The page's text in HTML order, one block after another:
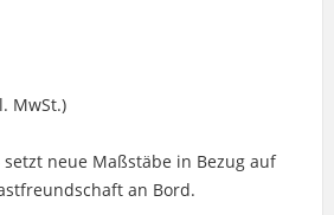
MwSt.)
neue Maßstäbe in Bezug auf
an Bord.